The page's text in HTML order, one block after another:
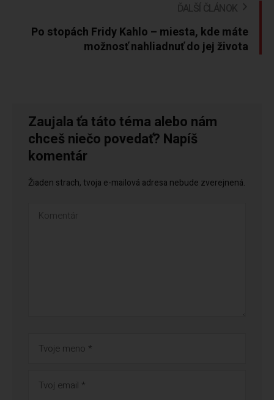
ĎALŠÍ ČLÁNOK
Po stopách Fridy Kahlo – miesta, kde máte
možnosť nahliadnuť do jej života
Zaujala ťa táto téma alebo nám
chceš niečo povedať? Napíš
komentár
Žiaden strach, tvoja e-mailová adresa nebude zverejnená.